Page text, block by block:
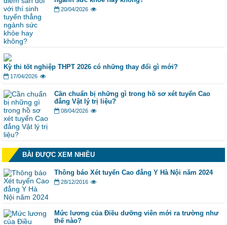
20/04/2026
Kỳ thi tốt nghiệp THPT 2026 có những thay đổi gì mới?
17/04/2026
Cần chuẩn bị những gì trong hồ sơ xét tuyển Cao
đẳng Vật lý trị liệu?
08/04/2026
BÀI ĐƯỢC XEM NHIỀU
Thông báo Xét tuyển Cao đẳng Y Hà Nội năm 2024
28/12/2016
Mức lương của Điều dưỡng viên mới ra trường như
thế nào?